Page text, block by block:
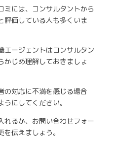
ミには、コンサルタントから
評価している人も多くいま
エージェントはコンサルタン
かじめ理解しておきましょ
の対応に不満を感じる場合
にしてください。
れるか、お問い合わせフォー
伝えましょう。